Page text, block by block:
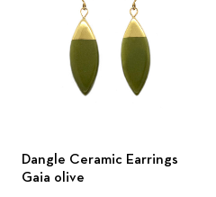
Dangle Ceramic Earrings
Gaia olive